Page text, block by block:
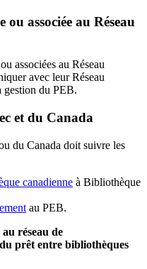
associée au Réseau
associées au Réseau
avec leur Réseau
du PEB.
et du Canada
du Canada doit suivre les
canadienne à Bibliothèque
au PEB.
réseau de
prêt entre bibliothèques